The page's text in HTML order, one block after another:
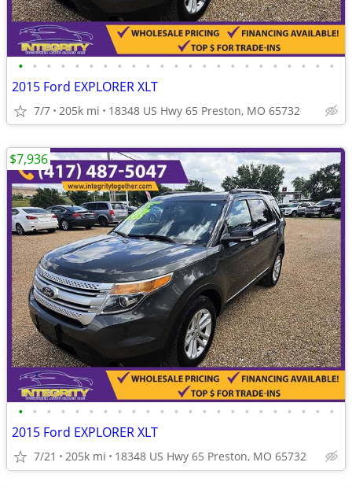
• • • • • • • • • • • • • • • • • • • • • • •
2015 Ford EXPLORER XLT
7/7 205k mi 18348 US Hwy 65 Preston, MO 65732
• • • • • • • • • • • • • • • • • • • • • • •
2015 Ford EXPLORER XLT
7/21 205k mi 18348 US Hwy 65 Preston, MO 65732
$7,936